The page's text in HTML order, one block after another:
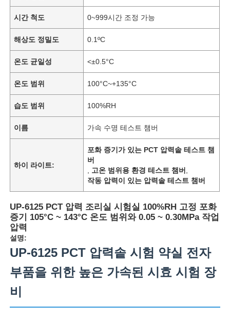
시간 척도 0~999시간 조정 가능
해상도 정밀도 0.1ºC
온도 균일성 <±0.5°C
온도 범위 100°C~+135°C
습도 범위 100%RH
이름 가속 수명 테스트 챔버
하이 라이트:
포화 증기가 있는 PCT 압력솥 테스트 챔
버
고온 범위용 환경 테스트 챔버
작동 압력이 있는 압력솥 테스트 챔버
UP-6125 PCT 압력 조리실 시험실 100%RH 고정 포화
증기 105°C ~ 143°C 온도 범위와 0.05 ~ 0.30MPa 작업
압력
설명:
UP-6125 PCT 압력솥 시험 약실 전자
부품을 위한 높은 가속된 시효 시험 장
비